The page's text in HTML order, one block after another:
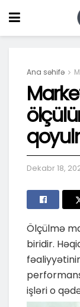
Ana səhifə
Dekabr 18,
Ölçülmə
biridir.
işləri o